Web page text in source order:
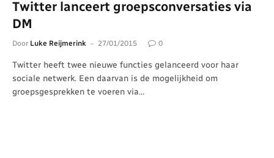
Twitter lanceert groepsconversaties via
DM
Door Luke Reijmerink 27/01/2015 0
Twitter heeft twee nieuwe functies gelanceerd voor haar
sociale netwerk. Een daarvan is de mogelijkheid om
groepsgesprekken te voeren via…